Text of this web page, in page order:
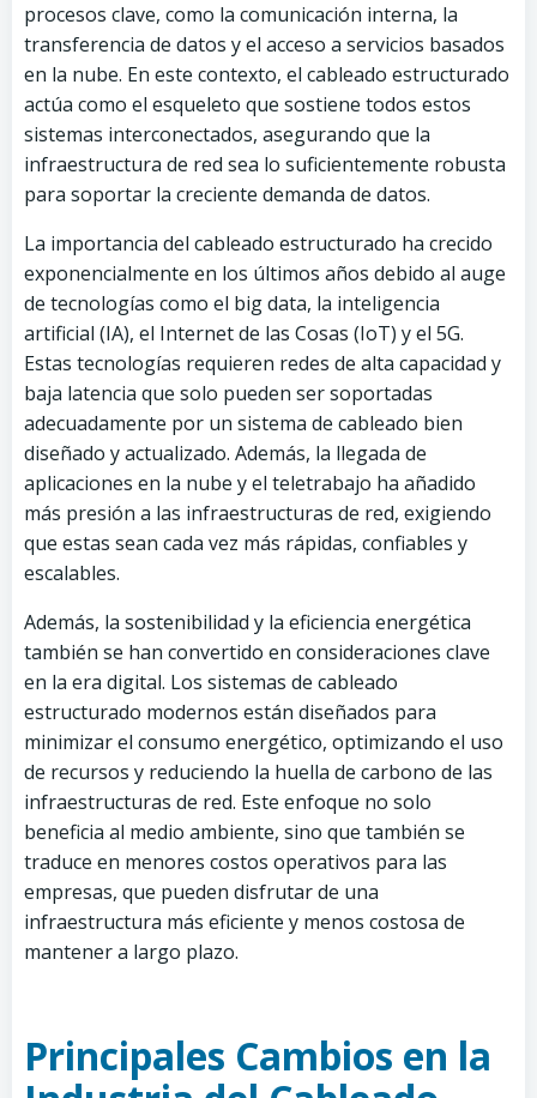
procesos clave, como la comunicación interna, la
transferencia de datos y el acceso a servicios basados
en la nube. En este contexto, el cableado estructurado
actúa como el esqueleto que sostiene todos estos
sistemas interconectados, asegurando que la
infraestructura de red sea lo suficientemente robusta
para soportar la creciente demanda de datos.
La importancia del cableado estructurado ha crecido
exponencialmente en los últimos años debido al auge
de tecnologías como el big data, la inteligencia
artificial (IA), el Internet de las Cosas (IoT) y el 5G.
Estas tecnologías requieren redes de alta capacidad y
baja latencia que solo pueden ser soportadas
adecuadamente por un sistema de cableado bien
diseñado y actualizado. Además, la llegada de
aplicaciones en la nube y el teletrabajo ha añadido
más presión a las infraestructuras de red, exigiendo
que estas sean cada vez más rápidas, confiables y
escalables.
Además, la sostenibilidad y la eficiencia energética
también se han convertido en consideraciones clave
en la era digital. Los sistemas de cableado
estructurado modernos están diseñados para
minimizar el consumo energético, optimizando el uso
de recursos y reduciendo la huella de carbono de las
infraestructuras de red. Este enfoque no solo
beneficia al medio ambiente, sino que también se
traduce en menores costos operativos para las
empresas, que pueden disfrutar de una
infraestructura más eficiente y menos costosa de
mantener a largo plazo.
Principales Cambios en la